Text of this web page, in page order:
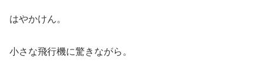
はやかけん。
小さな飛行機に驚きながら。